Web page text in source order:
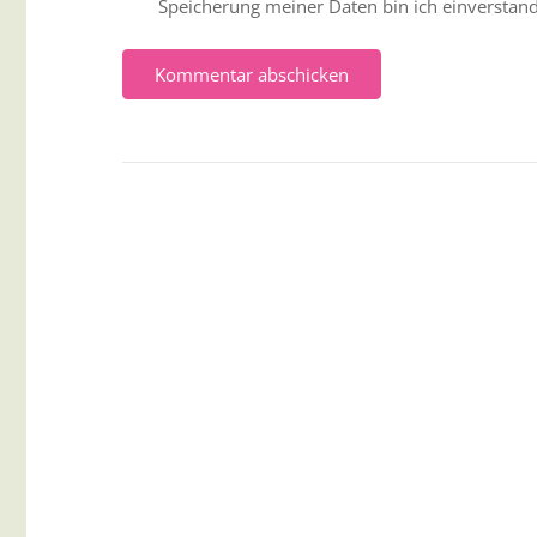
Speicherung meiner Daten bin ich
Kommentar abschicken